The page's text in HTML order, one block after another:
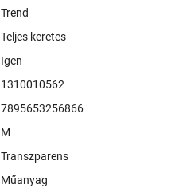
Trend
Teljes keretes
Igen
1310010562
7895653256866
M
Transzparens
Műanyag